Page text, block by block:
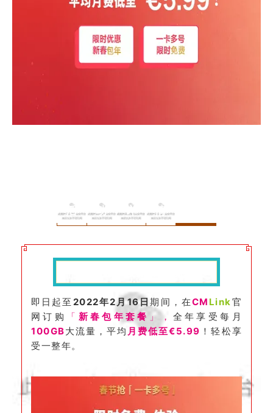
活 动 详 情
即日起至 2022年2月16日期间，在CM Link官
网订购
「 新春包年套餐 」， 全年享受每月
100GB大流量，平均 月费低至€5.99 ！轻松享
受一整年。